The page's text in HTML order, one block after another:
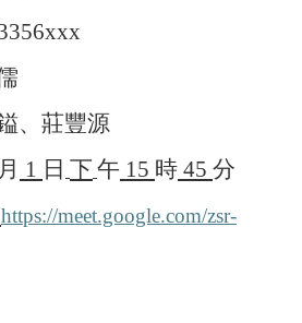
、莊豐源
月 1 日 下午 15 時 45 分
https://meet.google.com/zsr-